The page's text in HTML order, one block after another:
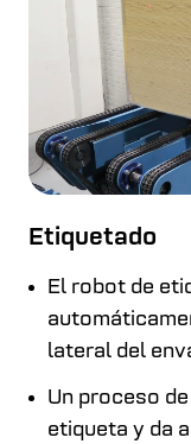
Etiquetado
El robot de
lateral del
Un proceso
etiqueta y da